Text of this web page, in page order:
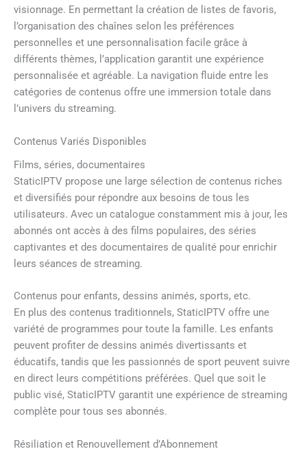
visionnage. En permettant la création de listes de favoris,
l’organisation des chaînes selon les préférences
personnelles et une personnalisation facile grâce à
différents thèmes, l’application garantit une expérience
personnalisée et agréable. La navigation fluide entre les
catégories de contenus offre une immersion totale dans
l’univers du streaming.
Contenus Variés Disponibles
Films, séries, documentaires
StaticIPTV propose une large sélection de contenus riches
et diversifiés pour répondre aux besoins de tous les
utilisateurs. Avec un catalogue constamment mis à jour, les
abonnés ont accès à des films populaires, des séries
captivantes et des documentaires de qualité pour enrichir
leurs séances de streaming.
Contenus pour enfants, dessins animés, sports, etc.
En plus des contenus traditionnels, StaticIPTV offre une
variété de programmes pour toute la famille. Les enfants
peuvent profiter de dessins animés divertissants et
éducatifs, tandis que les passionnés de sport peuvent suivre
en direct leurs compétitions préférées. Quel que soit le
public visé, StaticIPTV garantit une expérience de streaming
complète pour tous ses abonnés.
Résiliation et Renouvellement d’Abonnement